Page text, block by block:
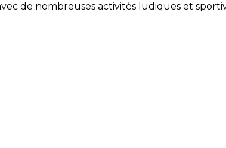
de nombreuses activités ludiques et